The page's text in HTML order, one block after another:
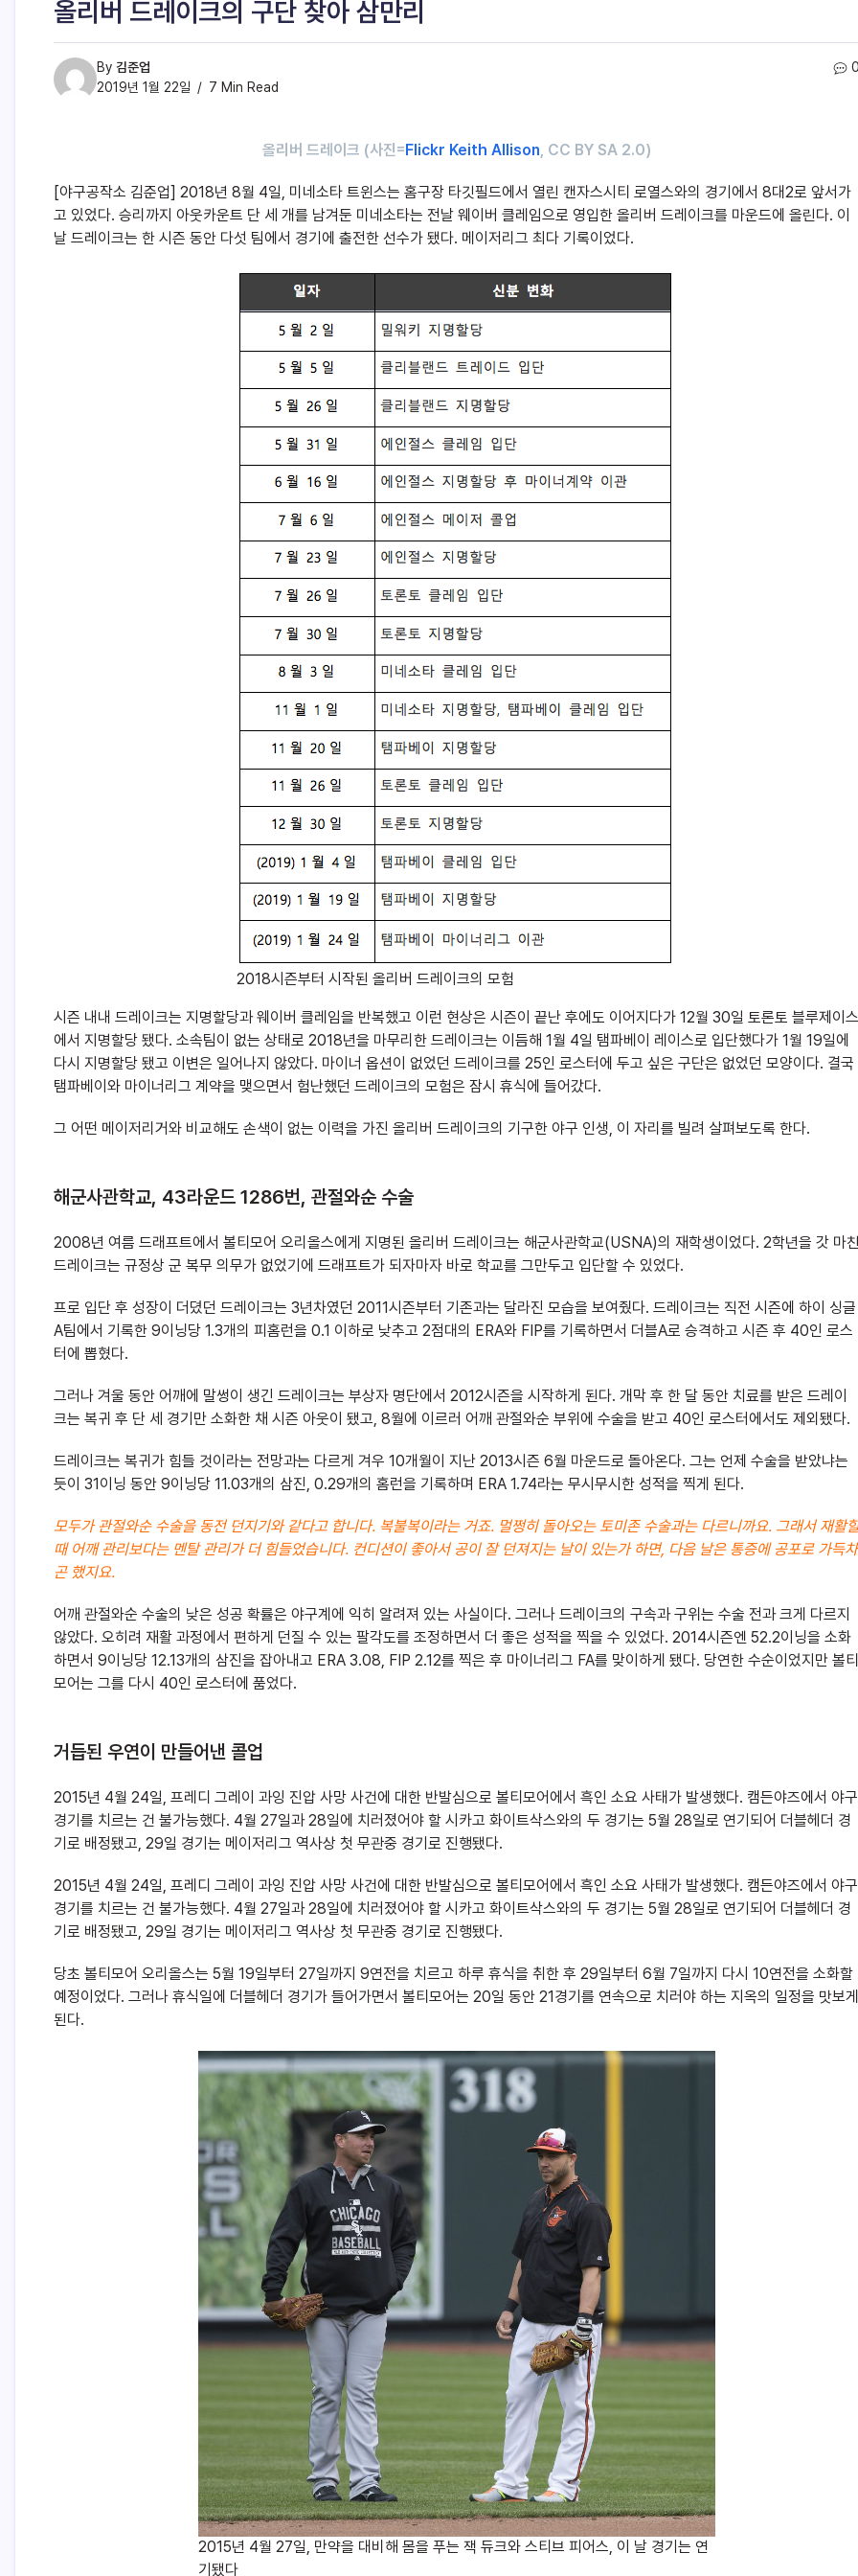
올리버 드레이크의 구단 찾아 삼만리
By 김준업
2019년 1월 22일
7 Min Read
올리버 드레이크 (사진= Flickr Keith Allison, CC BY SA 2.0)
[야구공작소 김준업] 2018년 8월 4일, 미네소타 트윈스는 홈구장 타깃필드에서 열린 캔자스시티 로열스와의 경기에서 8대2로 앞서가
고 있었다. 승리까지 아웃카운트 단 세 개를 남겨둔 미네소타는 전날 웨이버 클레임으로 영입한 올리버 드레이크를 마운드에 올린다. 이
날 드레이크는 한 시즌 동안 다섯 팀에서 경기에 출전한 선수가 됐다. 메이저리그 최다 기록이었다.
2018시즌부터 시작된 올리버 드레이크의 모험
시즌 내내 드레이크는 지명할당과 웨이버 클레임을 반복했고 이런 현상은 시즌이 끝난 후에도 이어지다가 12월 30일 토론토 블루제이스
에서 지명할당 됐다. 소속팀이 없는 상태로 2018년을 마무리한 드레이크는 이듬해 1월 4일 탬파베이 레이스로 입단했다가 1월 19일에
다시 지명할당 됐고 이변은 일어나지 않았다. 마이너 옵션이 없었던 드레이크를 25인 로스터에 두고 싶은 구단은 없었던 모양이다. 결국
탬파베이와 마이너리그 계약을 맺으면서 험난했던 드레이크의 모험은 잠시 휴식에 들어갔다.
그 어떤 메이저리거와 비교해도 손색이 없는 이력을 가진 올리버 드레이크의 기구한 야구 인생, 이 자리를 빌려 살펴보도록 한다.
해군사관학교, 43라운드 1286번, 관절와순 수술
2008년 여름 드래프트에서 볼티모어 오리올스에게 지명된 올리버 드레이크는 해군사관학교(USNA)의 재학생이었다. 2학년을 갓 마
드레이크는 규정상 군 복무 의무가 없었기에 드래프트가 되자마자 바로 학교를 그만두고 입단할 수 있었다.
프로 입단 후 성장이 더뎠던 드레이크는 3년차였던 2011시즌부터 기존과는 달라진 모습을 보여줬다. 드레이크는 직전 시즌에 하이 싱글
A팀에서 기록한 9이닝당 1.3개의 피홈런을 0.1 이하로 낮추고 2점대의 ERA와 FIP를 기록하면서 더블A로 승격하고 시즌 후 40인 로스
터에 뽑혔다.
그러나 겨울 동안 어깨에 말썽이 생긴 드레이크는 부상자 명단에서 2012시즌을 시작하게 된다. 개막 후 한 달 동안 치료를 받은 드레이
크는 복귀 후 단 세 경기만 소화한 채 시즌 아웃이 됐고, 8월에 이르러 어깨 관절와순 부위에 수술을 받고 40인 로스터에서도 제외됐다.
드레이크는 복귀가 힘들 것이라는 전망과는 다르게 겨우 10개월이 지난 2013시즌 6월 마운드로 돌아온다. 그는 언제 수술을 받았냐는
듯이 31이닝 동안 9이닝당 11.03개의 삼진, 0.29개의 홈런을 기록하며 ERA 1.74라는 무시무시한 성적을 찍게 된다.
모두가 관절와순 수술을 동전 던지기와 같다고 합니다. 복불복이라는 거죠. 멀쩡히 돌아오는 토미존 수술과는 다르니까요. 그래서 재활
때 어깨 관리보다는 멘탈 관리가 더 힘들었습니다. 컨디션이 좋아서 공이 잘 던져지는 날이 있는가 하면, 다음 날은 통증에 공포로 가득차
곤 했지요.
어깨 관절와순 수술의 낮은 성공 확률은 야구계에 익히 알려져 있는 사실이다. 그러나 드레이크의 구속과 구위는 수술 전과 크게 다르지
않았다. 오히려 재활 과정에서 편하게 던질 수 있는 팔각도를 조정하면서 더 좋은 성적을 찍을 수 있었다. 2014시즌엔 52.2이닝을 소화
하면서 9이닝당 12.13개의 삼진을 잡아내고 ERA 3.08, FIP 2.12를 찍은 후 마이너리그 FA를 맞이하게 됐다. 당연한 수순이었지만 볼티
모어는 그를 다시 40인 로스터에 품었다.
거듭된 우연이 만들어낸 콜업
2015년 4월 24일, 프레디 그레이 과잉 진압 사망 사건에 대한 반발심으로 볼티모어에서 흑인 소요 사태가 발생했다. 캠든야즈에서 야구
경기를 치르는 건 불가능했다. 4월 27일과 28일에 치러졌어야 할 시카고 화이트삭스와의 두 경기는 5월 28일로 연기되어 더블헤더 경
기로 배정됐고, 29일 경기는 메이저리그 역사상 첫 무관중 경기로 진행됐다.
2015년 4월 24일, 프레디 그레이 과잉 진압 사망 사건에 대한 반발심으로 볼티모어에서 흑인 소요 사태가 발생했다. 캠든야즈에서 야구
경기를 치르는 건 불가능했다. 4월 27일과 28일에 치러졌어야 할 시카고 화이트삭스와의 두 경기는 5월 28일로 연기되어 더블헤더 경
기로 배정됐고, 29일 경기는 메이저리그 역사상 첫 무관중 경기로 진행됐다.
당초 볼티모어 오리올스는 5월 19일부터 27일까지 9연전을 치르고 하루 휴식을 취한 후 29일부터 6월 7일까지 다시 10연전을 소화할
예정이었다. 그러나 휴식일에 더블헤더 경기가 들어가면서 볼티모어는 20일 동안 21경기를 연속으로 치러야 하는 지옥의 일정을 맛보게
된다.
2015년 4월 27일, 만약을 대비해 몸을 푸는 잭 듀크와 스티브 피어스, 이 날 경기는 연
기됐다